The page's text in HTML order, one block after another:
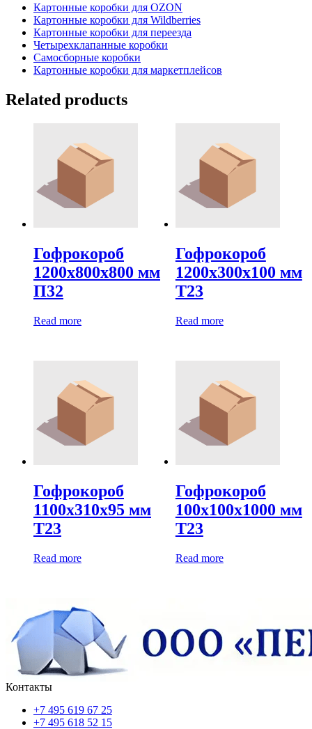
Картонные коробки для OZON
Картонные коробки для Wildberries
Картонные коробки для переезда
Четырехклапанные коробки
Самосборные коробки
Картонные коробки для маркетплейсов
Related products
Гофрокороб
1200х800х800 мм
П32
Read more
Гофрокороб
1200х300х100 мм
Т23
Read more
Гофрокороб
1100х310х95 мм
Т23
Read more
Гофрокороб
100х100х1000 мм
Т23
Read more
Контакты
+7 495 619 67 25
+7 495 618 52 15